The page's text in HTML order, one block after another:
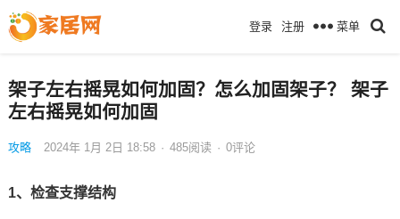
登录 注册 菜单
架子左右摇晃如何加固？怎么加固架子？ 架子
左右摇晃如何加固
攻略 2024年 1月 2日 18:58 · 485阅读 · 0评论
1、检查支撑结构